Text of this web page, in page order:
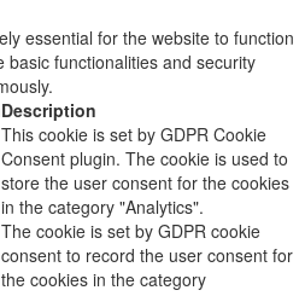
essential for the website to function
functionalities and security
Description
This cookie is set by GDPR Cookie
Consent plugin. The cookie is used to
store the user consent for the cookies
in the category "Analytics".
The cookie is set by GDPR cookie
consent to record the user consent for
the cookies in the category